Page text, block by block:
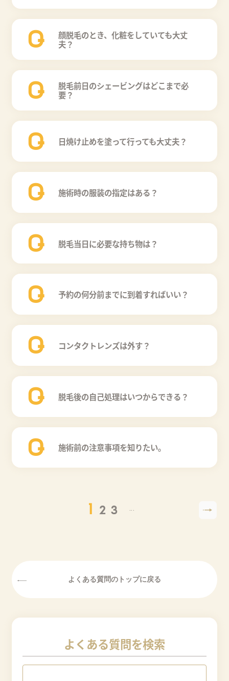
Q
顔脱毛のとき、化粧をしていても大丈
夫？
Q
脱毛前日のシェービングはどこまで必
要？
Q 日焼け止めを塗って行っても大丈夫？
Q 施術時の服装の指定はある？
Q 脱毛当日に必要な持ち物は？
Q 予約の何分前までに到着すればいい？
Q コンタクトレンズは外す？
Q 脱毛後の自己処理はいつからできる？
Q 施術前の注意事項を知りたい。
1 2 3 …
よくある質問を検索